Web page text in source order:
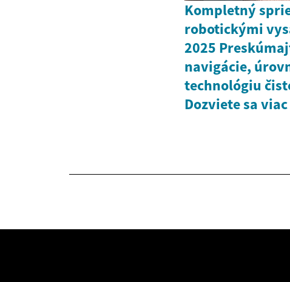
Kompletný
robotickými
2025
navigácie,
technológiu
Dozviete sa